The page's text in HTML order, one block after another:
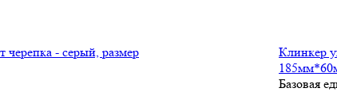
Клинкер
Базовая